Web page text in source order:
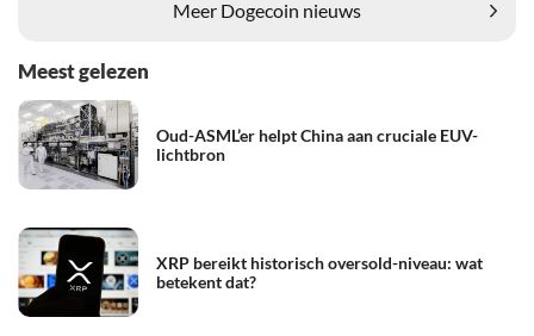
Meer Dogecoin nieuws
Meest gelezen
Oud-ASML’er helpt China aan cruciale EUV-
lichtbron
XRP bereikt historisch oversold-niveau: wat
betekent dat?